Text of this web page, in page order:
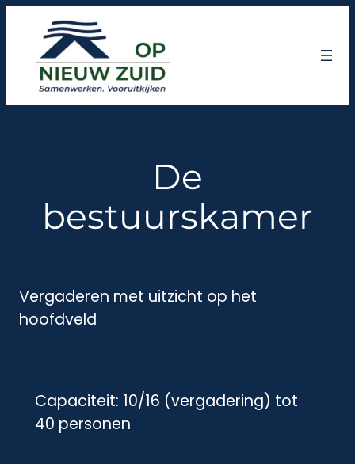
inhoud
De
bestuurskamer
Vergaderen met uitzicht op het
hoofdveld
Capaciteit: 10/16 (vergadering) tot
40 personen